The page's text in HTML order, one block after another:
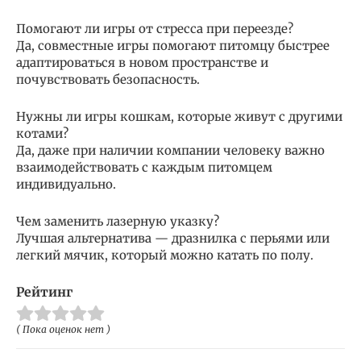
Помогают ли игры от стресса при переезде?
Да, совместные игры помогают питомцу быстрее
адаптироваться в новом пространстве и
почувствовать безопасность.
Нужны ли игры кошкам, которые живут с другими
котами?
Да, даже при наличии компании человеку важно
взаимодействовать с каждым питомцем
индивидуально.
Чем заменить лазерную указку?
Лучшая альтернатива — дразнилка с перьями или
легкий мячик, который можно катать по полу.
Рейтинг
( Пока оценок нет )